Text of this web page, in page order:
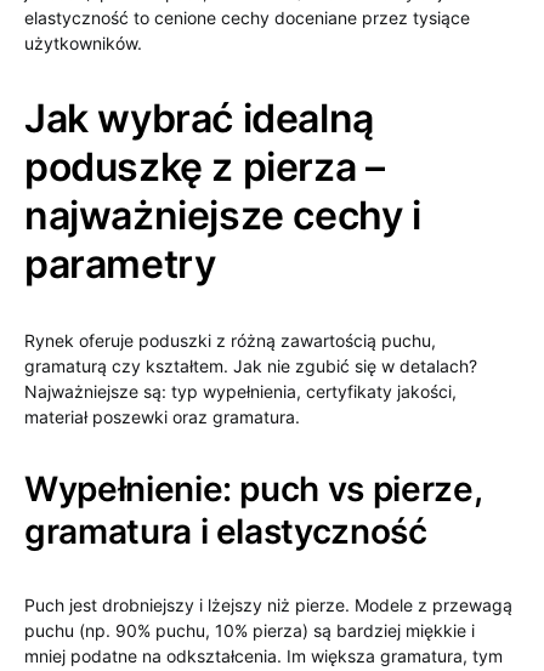
elastyczność to cenione cechy doceniane przez tysiące
użytkowników.
Jak wybrać idealną
poduszkę z pierza –
najważniejsze cechy i
parametry
Rynek oferuje poduszki z różną zawartością puchu,
gramaturą czy kształtem. Jak nie zgubić się w detalach?
Najważniejsze są: typ wypełnienia, certyfikaty jakości,
materiał poszewki oraz gramatura.
Wypełnienie: puch vs pierze,
gramatura i elastyczność
Puch jest drobniejszy i lżejszy niż pierze. Modele z przewagą
puchu (np. 90% puchu, 10% pierza) są bardziej miękkie i
mniej podatne na odkształcenia. Im większa gramatura, tym